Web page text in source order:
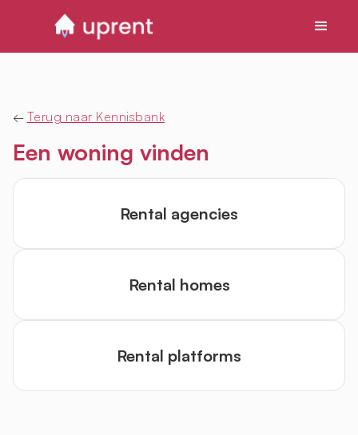
← Terug naar Kennisbank
Een woning vinden
Rental agencies
Rental homes
Rental platforms